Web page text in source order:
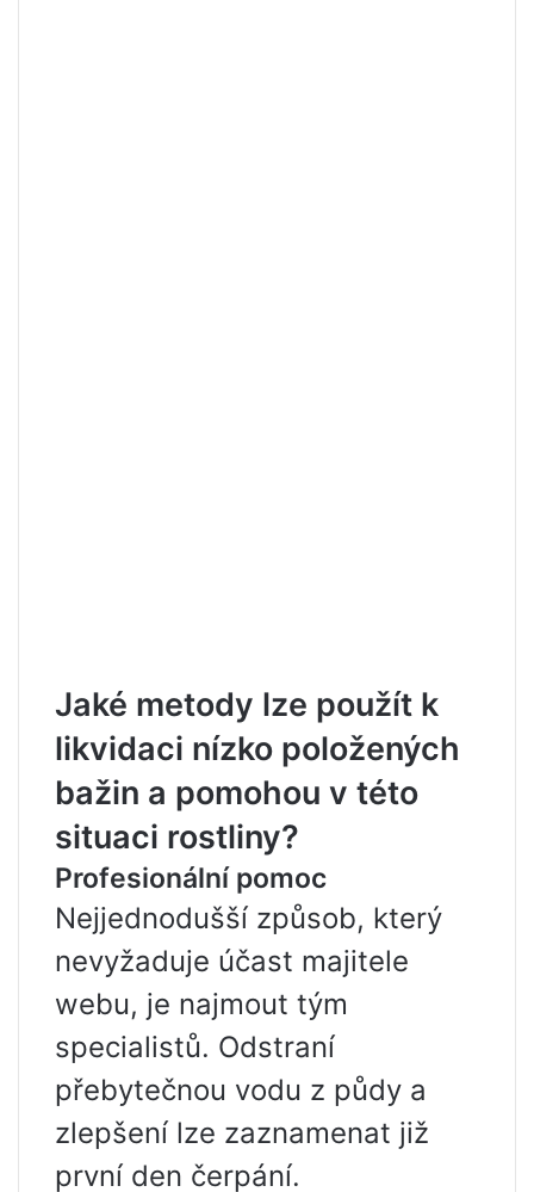
Jaké metody lze použít k
likvidaci nízko položených
bažin a pomohou v této
situaci rostliny?
Profesionální pomoc
Nejjednodušší způsob, který
nevyžaduje účast majitele
webu, je najmout tým
specialistů. Odstraní
přebytečnou vodu z půdy a
zlepšení lze zaznamenat již
první den čerpání.